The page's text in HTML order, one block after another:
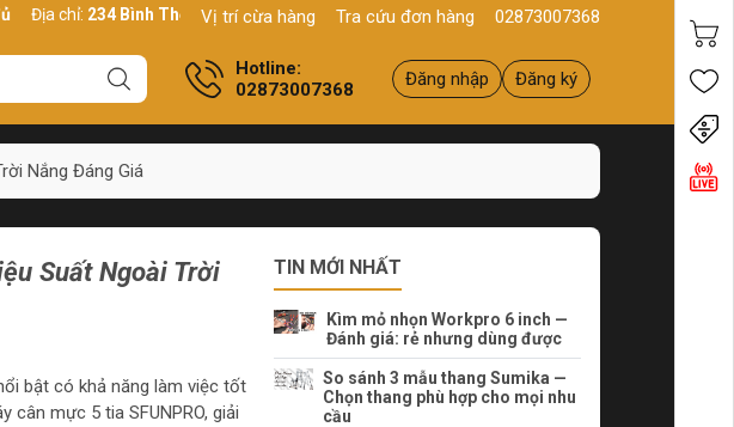
234 Bình Thới, P10, Q11, HCM Sản phẩmChính hãng - Chất lượng
Vị trí cừa hàng Tra cứu đơn hàng 02873007368
Hotline:
02873007368
Đăng nhập Đăng ký
Nắng Đáng Giá
Suất Ngoài Trời
bật có khả năng làm việc tốt
mực 5 tia SFUNPRO, giải
TIN MỚI NHẤT
Kìm mỏ nhọn Workpro 6 inch —
Đánh giá: rẻ nhưng dùng được
So sánh 3 mẫu thang Sumika —
Chọn thang phù hợp cho mọi nhu
cầu